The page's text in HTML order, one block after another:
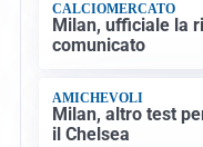
CALCIOMERCATO
Milan, ufficiale la
comunicato
AMICHEVOLI
Milan, altro test
il Chelsea